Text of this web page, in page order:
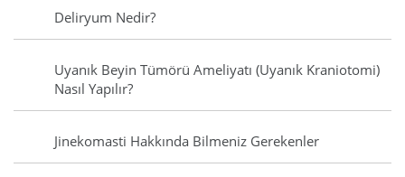
Deliryum Nedir?
Uyanık Beyin Tümörü Ameliyatı (Uyanık Kraniotomi)
Nasıl Yapılır?
Jinekomasti Hakkında Bilmeniz Gerekenler